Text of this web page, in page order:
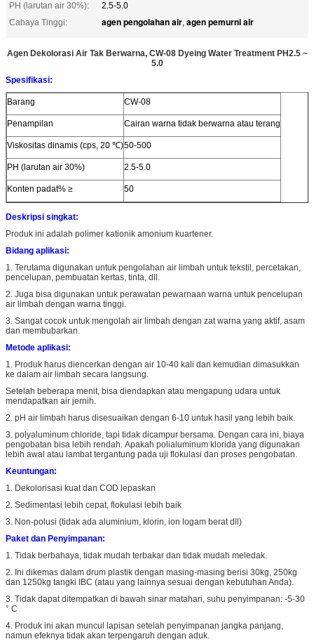
PH (larutan air 30%):
2.5-5.0
Cahaya Tinggi:
agen pengolahan air, agen pemurni air
Agen Dekolorasi Air Tak Berwarna, CW-08 Dyeing Water Treatment PH2.5 ~
5.0
Spesifikasi:
Barang CW-08
Penampilan Cairan warna tidak berwarna atau terang
Viskositas dinamis (cps, 20 ℃)50-500
PH (larutan air 30%) 2.5-5.0
Konten padat% ≥ 50
Deskripsi singkat:
Produk ini adalah polimer kationik amonium kuartener.
Bidang aplikasi:
1. Terutama digunakan untuk pengolahan air limbah untuk tekstil, percetakan,
pencelupan, pembuatan kertas, tinta, dll.
2. Juga bisa digunakan untuk perawatan pewarnaan warna untuk pencelupan
air limbah dengan warna tinggi.
3. Sangat cocok untuk mengolah air limbah dengan zat warna yang aktif, asam
dan membubarkan.
Metode aplikasi:
1. Produk harus diencerkan dengan air 10-40 kali dan kemudian dimasukkan
ke dalam air limbah secara langsung.
Setelah beberapa menit, bisa diendapkan atau mengapung udara untuk
mendapatkan air jernih.
2. pH air limbah harus disesuaikan dengan 6-10 untuk hasil yang lebih baik.
3. polyaluminum chloride, tapi tidak dicampur bersama. Dengan cara ini, biaya
pengobatan bisa lebih rendah. Apakah polialuminum klorida yang digunakan
lebih awal atau lambat tergantung pada uji flokulasi dan proses pengobatan.
Keuntungan:
1. Dekolorisasi kuat dan COD lepaskan
2. Sedimentasi lebih cepat, flokulasi lebih baik
3. Non-polusi (tidak ada aluminium, klorin, ion logam berat dll)
Paket dan Penyimpanan:
1. Tidak berbahaya, tidak mudah terbakar dan tidak mudah meledak.
2. Ini dikemas dalam drum plastik dengan masing-masing berisi 30kg, 250kg
dan 1250kg tangki IBC (atau yang lainnya sesuai dengan kebutuhan Anda).
3. Tidak dapat ditempatkan di bawah sinar matahari, suhu penyimpanan: -5-30
° C
4. Produk ini akan muncul lapisan setelah penyimpanan jangka panjang,
namun efeknya tidak akan terpengaruh dengan aduk.